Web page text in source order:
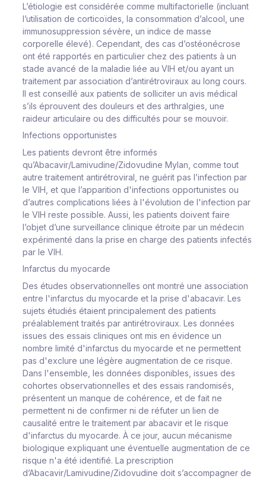
L’étiologie est considérée comme multifactorielle (incluant
l’utilisation de corticoïdes, la consommation d’alcool, une
immunosuppression sévère, un indice de masse
corporelle élevé). Cependant, des cas d’ostéonécrose
ont été rapportés en particulier chez des patients à un
stade avancé de la maladie liée au VIH et/ou ayant un
traitement par association d’antirétroviraux au long cours.
Il est conseillé aux patients de solliciter un avis médical
s’ils éprouvent des douleurs et des arthralgies, une
raideur articulaire ou des difficultés pour se mouvoir.
Infections opportunistes
Les patients devront être informés
qu’Abacavir/Lamivudine/Zidovudine Mylan, comme tout
autre traitement antirétroviral, ne guérit pas l’infection par
le VIH, et que l’apparition d'infections opportunistes ou
d’autres complications liées à l'évolution de l'infection par
le VIH reste possible. Aussi, les patients doivent faire
l’objet d’une surveillance clinique étroite par un médecin
expérimenté dans la prise en charge des patients infectés
par le VIH.
Infarctus du myocarde
Des études observationnelles ont montré une association
entre l'infarctus du myocarde et la prise d'abacavir. Les
sujets étudiés étaient principalement des patients
préalablement traités par antirétroviraux. Les données
issues des essais cliniques ont mis en évidence un
nombre limité d'infarctus du myocarde et ne permettent
pas d'exclure une légère augmentation de ce risque.
Dans l'ensemble, les données disponibles, issues des
cohortes observationnelles et des essais randomisés,
présentent un manque de cohérence, et de fait ne
permettent ni de confirmer ni de réfuter un lien de
causalité entre le traitement par abacavir et le risque
d'infarctus du myocarde. À ce jour, aucun mécanisme
biologique expliquant une éventuelle augmentation de ce
risque n'a été identifié. La prescription
d’Abacavir/Lamivudine/Zidovudine doit s’accompagner de